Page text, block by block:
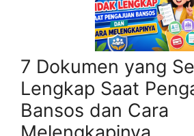
7 Dokumen yang
Lengkap Saat
Bansos dan Cara